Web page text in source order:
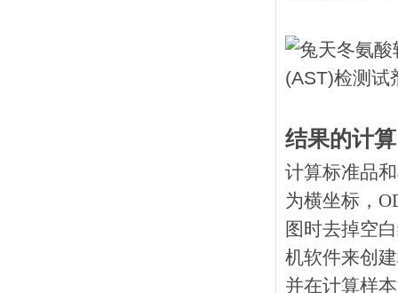
结果的计算
计算标准品
为横坐标，
图时去掉空
机软件来创
并在计算样